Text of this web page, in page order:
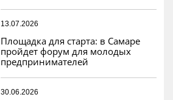
13.07.2026
Площадка для старта: в Самаре
пройдет форум для молодых
предпринимателей
30.06.2026